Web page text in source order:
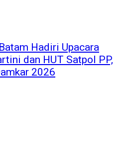
Hadiri Upacara
dan HUT Satpol PP,
2026